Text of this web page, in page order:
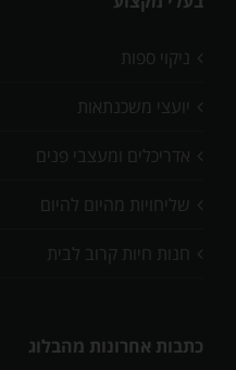
ניקוי ספות
יועצי משכנתאות
אדריכלים ומעצבי פנים
שליחויות מהיום להיום
חנות חיות קרוב לבית
כתבות אחרונות מהבלוג